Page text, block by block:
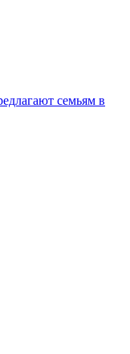
семьям в